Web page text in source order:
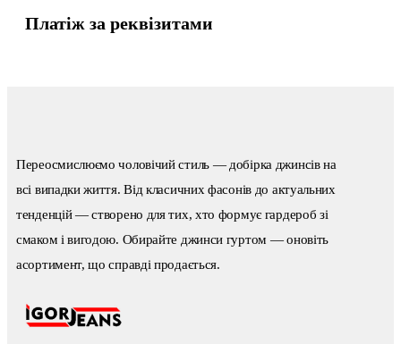
Платіж за реквізитами
Переосмислюємо чоловічий стиль — добірка джинсів на
всі випадки життя. Від класичних фасонів до актуальних
тенденцій — створено для тих, хто формує гардероб зі
смаком і вигодою. Обирайте джинси гуртом — оновіть
асортимент, що справді продається.